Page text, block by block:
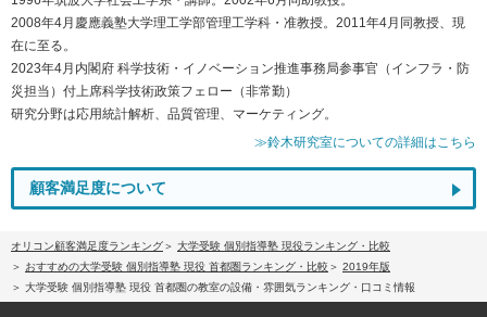
2008年4月慶應義塾大学理工学部管理工学科・准教授。2011年4月同教授、現
在に至る。
2023年4月内閣府 科学技術・イノベーション推進事務局参事官（インフラ・防
災担当）付上席科学技術政策フェロー（非常勤）
研究分野は応用統計解析、品質管理、マーケティング。
≫鈴木研究室についての詳細はこちら
顧客満足度について
オリコン顧客満足度ランキング
大学受験 個別指導塾 現役ランキング・比較
おすすめの大学受験 個別指導塾 現役 首都圏ランキング・比較
2019年版
大学受験 個別指導塾 現役 首都圏の教室の設備・雰囲気ランキング・口コミ情報